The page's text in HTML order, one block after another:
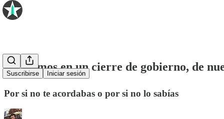
Suscribirse Iniciar sesión
🔒 Estamos en un cierre de gobierno, de
Por si no te acordabas o por si no lo sabías